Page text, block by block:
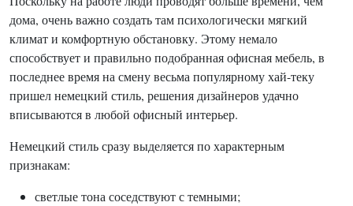
дома, очень важно создать там психологически мягкий
климат и комфортную обстановку. Этому немало
способствует и правильно подобранная офисная мебель, в
последнее время на смену весьма популярному хай-теку
пришел немецкий стиль, решения дизайнеров удачно
вписываются в любой офисный интерьер.
Немецкий стиль сразу выделяется по характерным
признакам:
светлые тона соседствуют с темными;